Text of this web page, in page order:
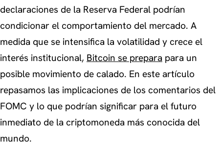
declaraciones de la Reserva Federal podrían
condicionar el comportamiento del mercado. A
medida que se intensifica la volatilidad y crece el
interés institucional, Bitcoin se prepara para un
posible movimiento de calado. En este artículo
repasamos las implicaciones de los comentarios del
FOMC y lo que podrían significar para el futuro
inmediato de la criptomoneda más conocida del
mundo.